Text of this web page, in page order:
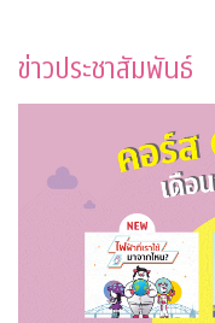
ข่าวประชาสัมพันธ์